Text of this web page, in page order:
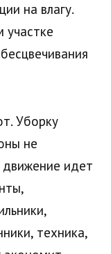
на влагу.
участке
Уборку
не
движение идет
техника,